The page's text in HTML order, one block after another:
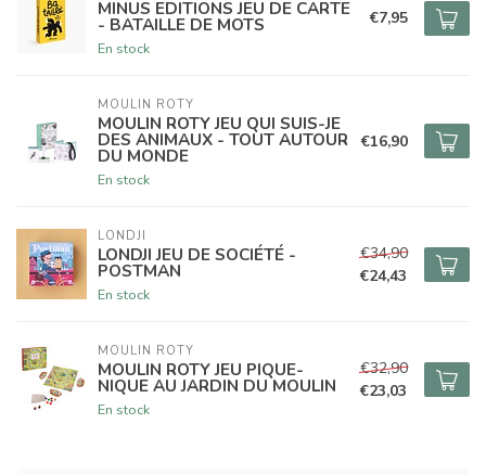
MINUS EDITIONS JEU DE CARTE
- BATAILLE DE MOTS
En stock
€7,95
MOULIN ROTY
MOULIN ROTY JEU QUI SUIS-JE
DES ANIMAUX - TOUT AUTOUR
DU MONDE
En stock
€16,90
LONDJI
LONDJI JEU DE SOCIÉTÉ -
POSTMAN
En stock
€34,90
€24,43
MOULIN ROTY
MOULIN ROTY JEU PIQUE-
NIQUE AU JARDIN DU MOULIN
En stock
€32,90
€23,03